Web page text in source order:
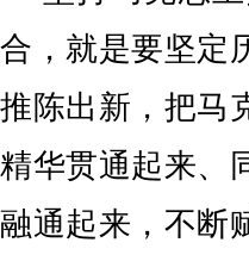
合，就是要坚定
推陈出新，把马
精华贯通起来、
融通起来，不断